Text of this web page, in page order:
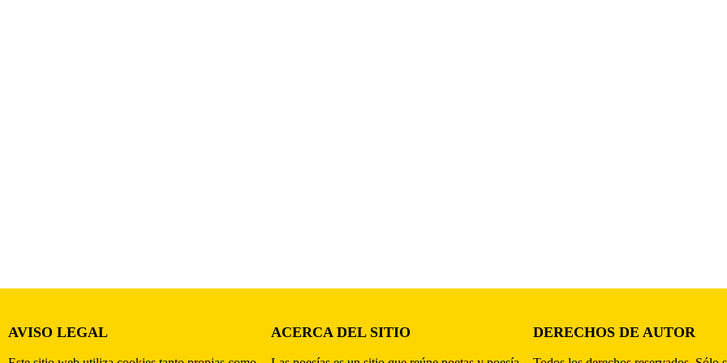
AVISO LEGAL ACERCA DEL SITIO DERECHOS DE AUTOR